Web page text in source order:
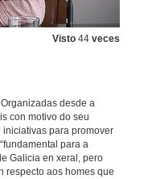
Visto 44 veces
desde a
con motivo do seu
para promover
para a
Galicia en xeral, pero
respecto aos homes que
Presentation of Camille Cherques and Marie Christine Monfort